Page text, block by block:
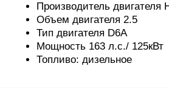
Производитель двигателя
Объем двигателя 2.5
Тип двигателя D6A
Мощность 163 л.с./ 125кВт
Топливо: дизельное